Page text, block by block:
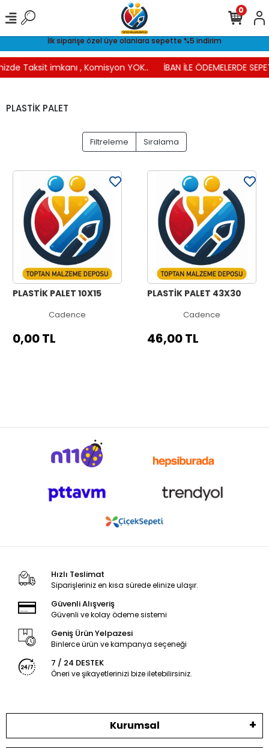
İlk siparişe özel üye olanlara sepette %5 indirim
Taksit imkanı , Komisyon YOK.. İBAN İLE ÖDEMELERDE
0
PLASTİK PALET
Filtreleme Sıralama
PLASTİK PALET 10X15
Cadence
0,00 TL
PLASTİK PALET 43X30
Cadence
46,00 TL
Hızlı Teslimat
Siparişleriniz en kısa sürede elinize ulaşır.
Güvenli Alışveriş
Güvenli ve kolay ödeme sistemi
Geniş Ürün Yelpazesi
Binlerce ürün ve kampanya seçeneği
7 / 24 DESTEK
Öneri ve şikayetlerinizi bize iletebilirsiniz.
Kurumsal